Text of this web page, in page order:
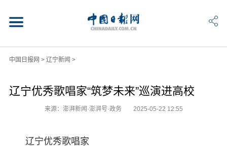
中国日报网 > 辽宁新闻 >
辽宁优秀歌唱家“筑梦未来”巡演进高校
来源：澎湃新闻·澎湃号·政务 2025-05-22 12:55
辽宁优秀歌唱家